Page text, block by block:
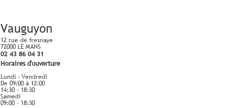
Vauguyon
12 rue de fresnaye
72000 LE MANS
02 43 86 04 31
Horaires d'ouverture
Lundi - Vendredi
De 09:00 à 12:00
14:30 - 18:30
Samedi
09:00 - 18:30